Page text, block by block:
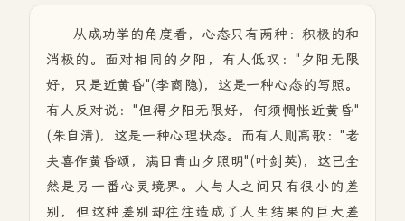
从成功学的角度看，心态只有两种：积极的和
消极的。面对相同的夕阳，有人低叹："夕阳无限
好，只是近黄昏"(李商隐)，这是一种心态的写照。
有人反对说："但得夕阳无限好，何须惆怅近黄昏"
(朱自清)，这是一种心理状态。而有人则高歌："老
夫喜作黄昏颂，满目青山夕照明"(叶剑英)，这已全
然是另一番心灵境界。人与人之间只有很小的差
别，但这种差别却往往造成了人生结果的巨大差